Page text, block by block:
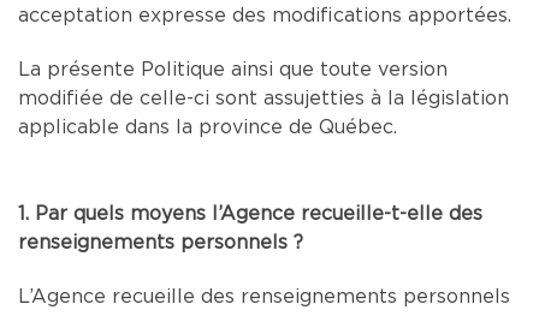
acceptation expresse des modifications apportées.
La présente Politique ainsi que toute version
modifiée de celle-ci sont assujetties à la législation
applicable dans la province de Québec.
1. Par quels moyens l’Agence recueille-t-elle des
renseignements personnels ?
L’Agence recueille des renseignements personnels